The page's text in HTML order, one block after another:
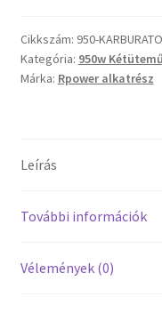
Cikkszám: 950-
Kategória: 950w
Márka: Rpower alkatrész
Leírás
További információk
Vélemények (0)